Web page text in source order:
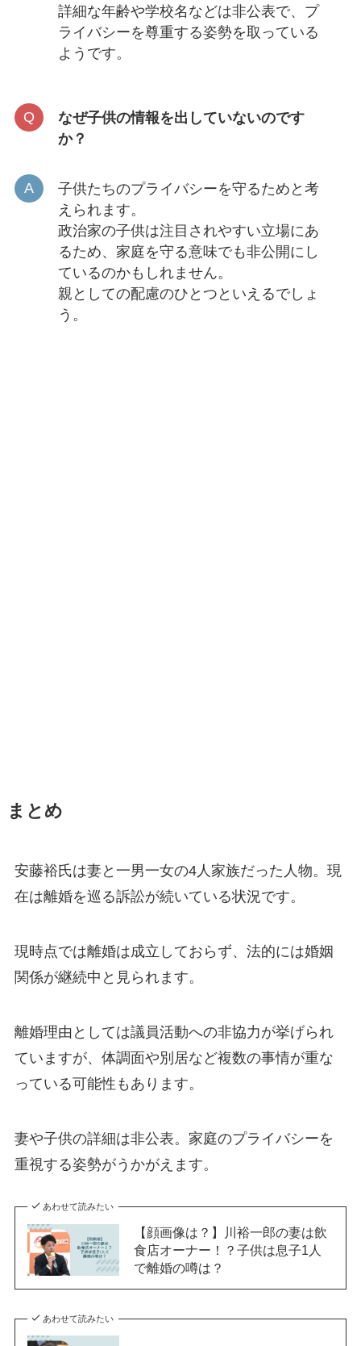
詳細な年齢や学校名などは非公表で、プ
ライバシーを尊重する姿勢を取っている
ようです。
なぜ子供の情報を出していないのです
か？
子供たちのプライバシーを守るためと考
えられます。
政治家の子供は注目されやすい立場にあ
るため、家庭を守る意味でも非公開にし
ているのかもしれません。
親としての配慮のひとつといえるでしょ
う。
まとめ
安藤裕氏は妻と一男一女の4人家族だった人物。現
在は離婚を巡る訴訟が続いている状況です。
現時点では離婚は成立しておらず、法的には婚姻
関係が継続中と見られます。
離婚理由としては議員活動への非協力が挙げられ
ていますが、体調面や別居など複数の事情が重な
っている可能性もあります。
妻や子供の詳細は非公表。家庭のプライバシーを
重視する姿勢がうかがえます。
あわせて読みたい
【顔画像は？】川裕一郎の妻は飲
食店オーナー！？子供は息子1人
で離婚の噂は？
あわせて読みたい